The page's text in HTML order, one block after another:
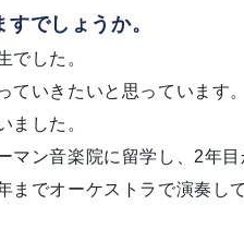
でしょうか。
でした。
ていきたいと思っています
ました。
マン音楽院に留学し、2年
でオーケストラで演奏し